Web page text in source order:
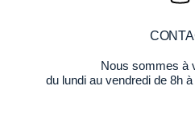
Nous sommes à
du lundi au vendredi de 8h